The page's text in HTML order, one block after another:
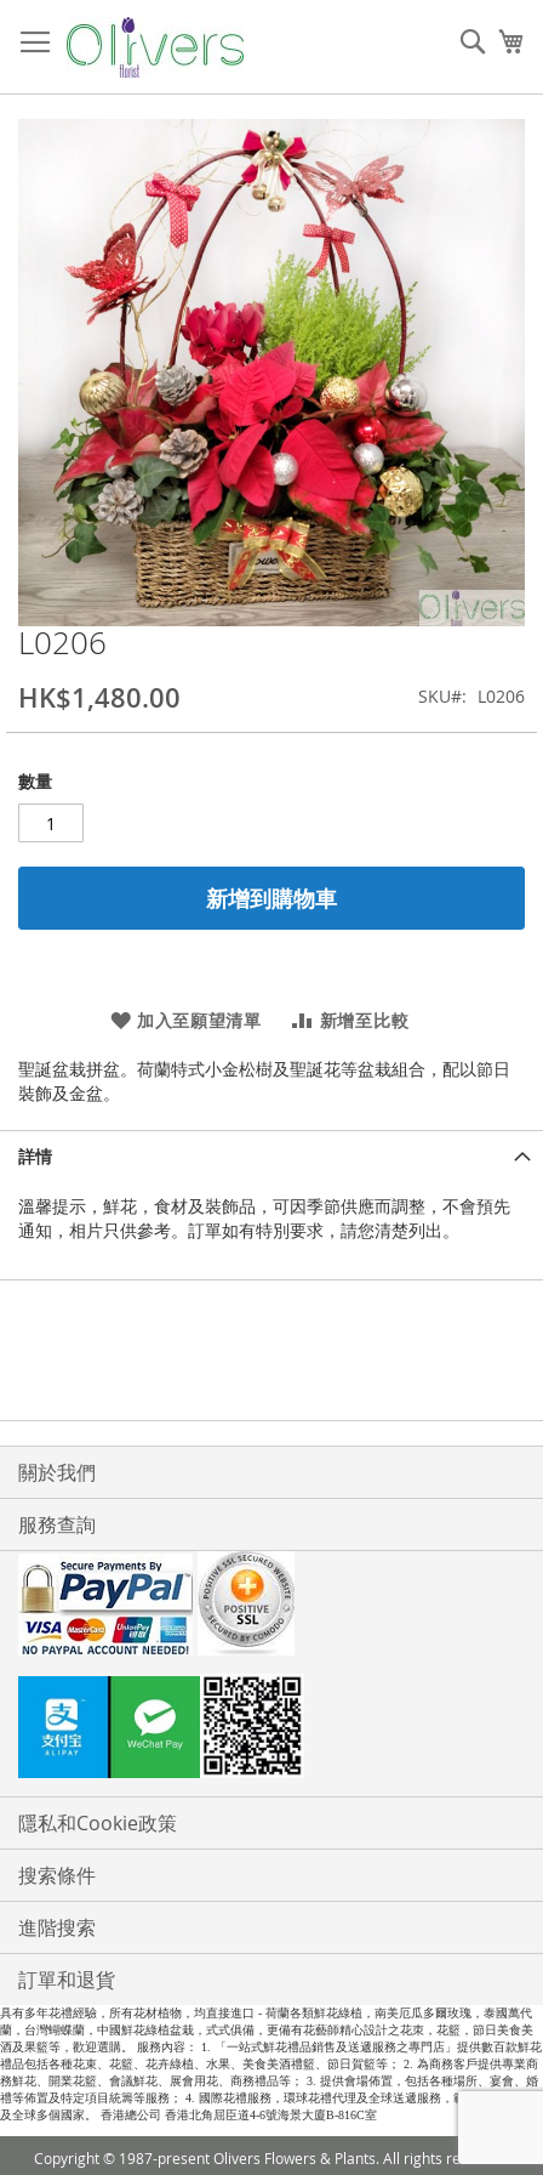
過
到
搜
索
images
Skip
to
the
beginning
of
images
gallery
L0206
HK$1,480.00 SKU L0206
數量
新增到購物車
加入至願望清單 新增至比較
聖誕盆栽拼盆。荷蘭特式小金松樹及聖誕花等盆栽組合，配以節日
裝飾及金盆。
詳情
溫馨提示，鮮花，食材及裝飾品，可因季節供應而調整，不會預先
通知，相片只供參考。訂單如有特別要求，請您清楚列出。
關於我們
服務查詢
隱私和Cookie政策
搜索條件
進階搜索
訂單和退貨
具有多年花禮經驗，所有花材植物，均直接進口 - 荷蘭各類鮮花綠植，南美厄瓜多爾玫瑰，泰國萬代
蘭，台灣蝴蝶蘭，中國鮮花綠植盆栽，式式俱備，更備有花藝師精心設計之花朿，花籃，節日美食美
酒及果籃等，歡迎選購。 服務內容： 1. 「一站式鮮花禮品銷售及送遞服務之專門店」提供數百款鮮花
禮品包括各種花束、花籃、花卉綠植、水果、美食美酒禮籃、節日賀籃等； 2. 為商務客戶提供專業商
務鮮花、開業花籃、會議鮮花、展會用花、商務禮品等； 3. 提供會場佈置，包括各種場所、宴會、婚
禮等佈置及特定項目統籌等服務； 4. 國際花禮服務，環球花禮代理及全球送遞服務，範圍包括全中國
及全球多個國家。 香港總公司 香港北角屈臣道4-6號海景大廈B-816C室
Copyright © 1987-present Olivers Flowers & Plants. All rights reserved.